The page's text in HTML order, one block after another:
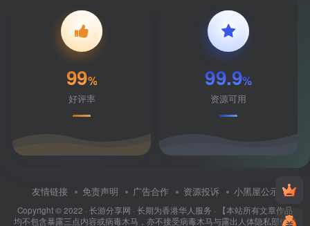
99%
好评率
99.9%
资源可用
友情链接 免责声明 广告合作 资源投诉 小黑屋公示
Copyright © 2022 · 长游分享网 · 长期为香港华人服务 · 【本站所有文章作品
均不包含暴露三点内容或病毒木马，亦不接受病毒木马与露出人体隐私部位投